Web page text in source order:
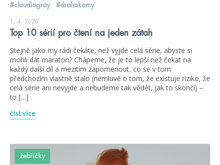
#claudiagray #drahokamy
1. 4. 2020
Top 10 sérií pro čtení na jeden zátah
Stejně jako my rádi čekáte, než vyjde celá série, abyste si
mohli dát maraton? Chápeme, že je to lepší než čekat na
každý další díl a mezitím zapomenout, co se v tom
předchozím vlastně stalo (nemluvě o tom, že existuje riziko, že
celá série ani nevyjde a nebudeme tak vědět, jak to skončí) –
to […]
číst více
žebříčky